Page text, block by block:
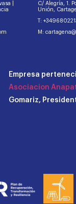
|
C/ Alegría, 1.
Unión,
T:
M:
Empresa
Asociacion
Gomariz,